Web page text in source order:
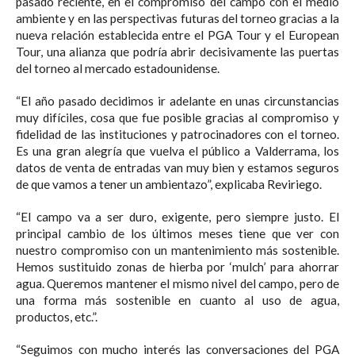
ambiente y en las perspectivas futuras del torneo gracias a la
nueva relación establecida entre el PGA Tour y el European
Tour, una alianza que podría abrir decisivamente las puertas
del torneo al mercado estadounidense.⁣
“El año pasado decidimos ir adelante en unas circunstancias
muy difíciles, cosa que fue posible gracias al compromiso y
fidelidad de las instituciones y patrocinadores con el torneo.
Es una gran alegría que vuelva el público a Valderrama, los
datos de venta de entradas van muy bien y estamos seguros
de que vamos a tener un ambientazo”, explicaba Reviriego.⁣
“El campo va a ser duro, exigente, pero siempre justo. El
principal cambio de los últimos meses tiene que ver con
nuestro compromiso con un mantenimiento más sostenible.
Hemos sustituido zonas de hierba por ‘mulch’ para ahorrar
agua. Queremos mantener el mismo nivel del campo, pero de
una forma más sostenible en cuanto al uso de agua,
productos, etc.”.⁣
“Seguimos con mucho interés las conversaciones del PGA